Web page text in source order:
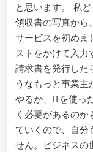
と思います。 私
領収書の写真から
サービスを初めま
ストをかけて入力
請求書を発行した
うなもっと事業
やるか、ITを使っ
く必要があるの
ていくので、自分
せん。ビジネスの